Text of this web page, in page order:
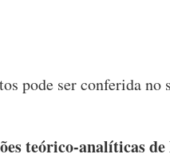
pode ser conferida
teórico-analíticas